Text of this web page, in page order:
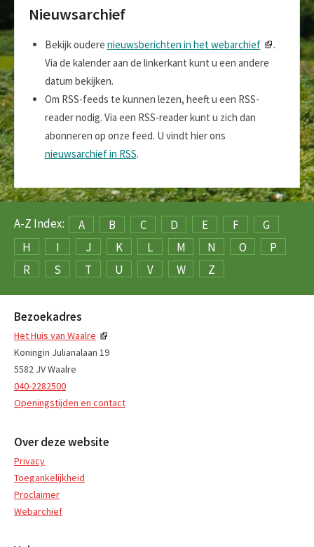
Nieuwsarchief
Bekijk oudere nieuwsberichten in het webarchief
.
Via de kalender aan de linkerkant kunt u een andere
datum bekijken.
Om RSS-feeds te kunnen lezen, heeft u een RSS-
reader nodig. Via een RSS-reader kunt u zich dan
abonneren op onze feed. U vindt hier ons
nieuwsarchief in RSS.
A-Z Index: A B C D E F
G
H
I J K L M N O
P
R
S T U V W Z
Bezoekadres
Het Huis van Waalre
Koningin Julianalaan 19
5582 JV Waalre
040-2282500
Openingstijden en contact
Over deze website
Privacy
Toegankelijkheid
Proclaimer
Webarchief